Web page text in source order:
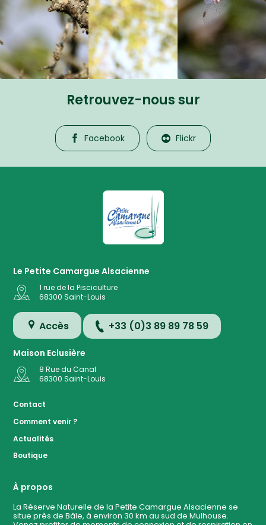
Retrouvez-nous sur
Facebook Flickr
La Petite Camargue
Le Petite Camargue Alsacienne
1 rue de la Pisciculture
68300 Saint-Louis
Accès +33 (0)3 89 89 78 59
Maison Eclusière
8 Rue du Canal
68300 Saint-Louis
Contact
Comment venir ?
Actualités
Boutique
À propos
La Réserve Naturelle de la Petite Camargue Alsacienne se
situe près de Bâle, à environ 30 km au sud de Mulhouse.Contact